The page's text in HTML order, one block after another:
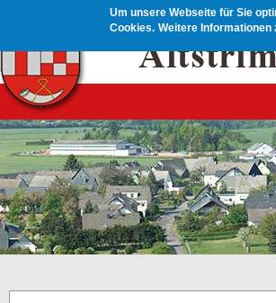
Um unsere Webseite für Sie
Cookies. Weitere